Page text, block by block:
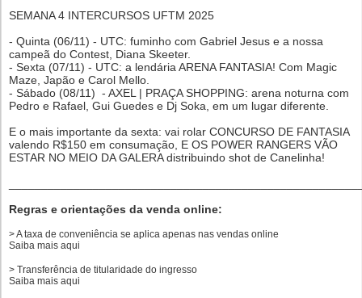
SEMANA 4 INTERCURSOS UFTM 2025
- Quinta (06/11) - UTC: fuminho com Gabriel Jesus e a nossa
campeã do Contest, Diana Skeeter.
- Sexta (07/11) - UTC: a lendária ARENA FANTASIA! Com Magic
Maze, Japão e Carol Mello.
- Sábado (08/11) - AXEL | PRAÇA SHOPPING: arena noturna com
Pedro e Rafael, Gui Guedes e Dj Soka, em um lugar diferente.
E o mais importante da sexta: vai rolar CONCURSO DE FANTASIA
valendo R$150 em consumação, E OS POWER RANGERS VÃO
ESTAR NO MEIO DA GALERA distribuindo shot de Canelinha!
Regras e orientações da venda online:
> A taxa de conveniência se aplica apenas nas vendas online
Saiba mais aqui
> Transferência de titularidade do ingresso
Saiba mais aqui